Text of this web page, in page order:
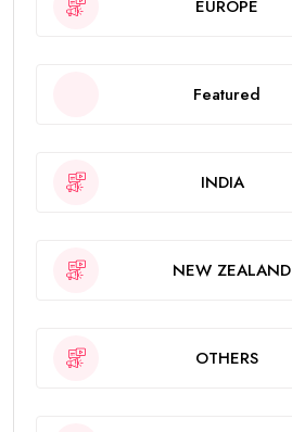
EUROPE
Featured
INDIA
NEW ZEALAND
OTHERS